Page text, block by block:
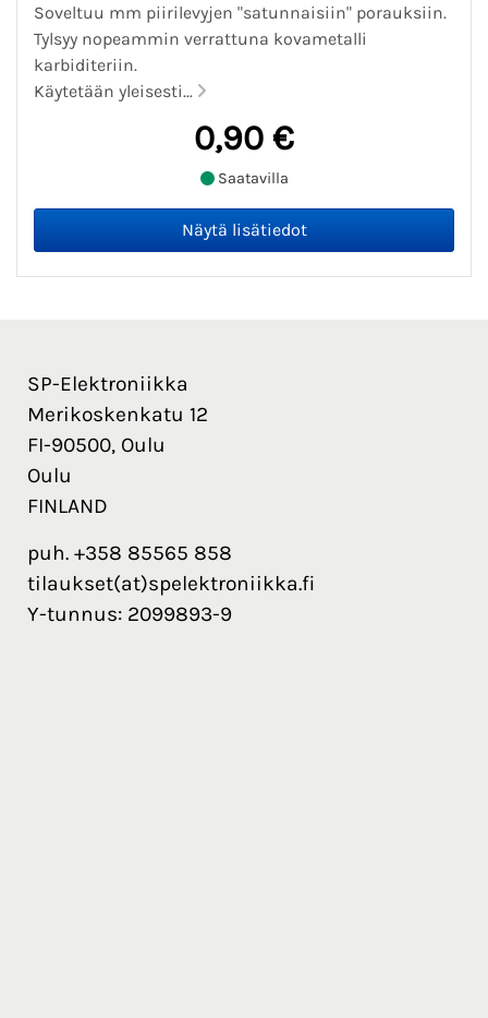
Soveltuu mm piirilevyjen "satunnaisiin" porauksiin.
Tylsyy nopeammin verrattuna kovametalli
karbiditeriin.
Käytetään yleisesti...
0,90 €
Saatavilla
SP-Elektroniikka
Merikoskenkatu 12
FI-90500, Oulu
Oulu
FINLAND
puh. +358 85565 858
tilaukset(at)spelektroniikka.fi
Y-tunnus: 2099893-9